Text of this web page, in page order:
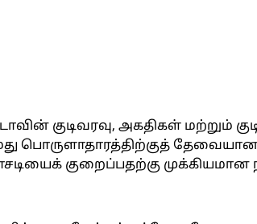
குடிவரவு, அகதிகள் மற்றும்
பொருளாதாரத்திற்குத்
குறைப்பதற்கு முக்கியமான